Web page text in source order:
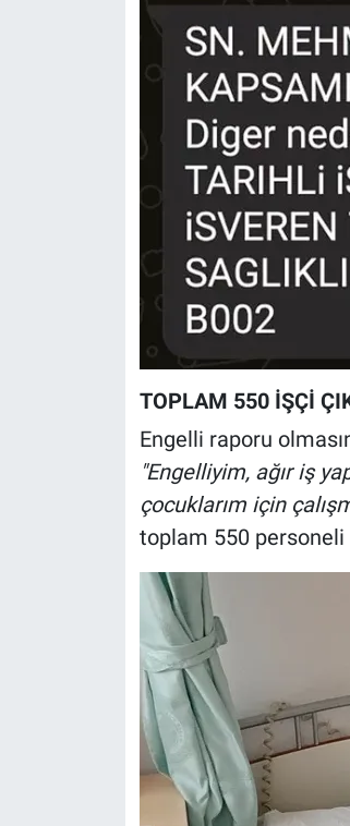
TOPLAM 550 İŞÇİ
Engelli raporu
"Engelliyim, ağır iş
çocuklarım için
toplam 550 personeli
Programlar
Türkiye'nin Gündemi
Yerel Gündem
Yerel Yaşam
Canlı Yayın